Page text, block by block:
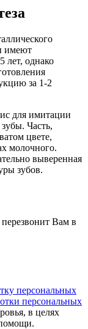
имеют
лет, однако
за 1-2
для имитации
Часть,
цвете,
молочного.
выверенная
зубов.
Вам в
персональных
персональных
в целях